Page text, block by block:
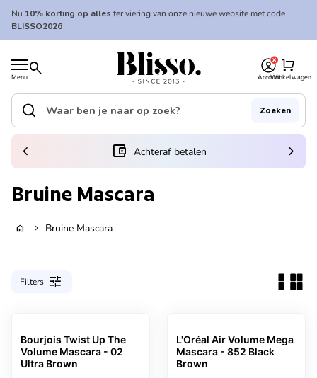
Overslaan naar inhoud
Nu 10% korting op alles ter viering van onze nieuwe website met code
BLISSO2026
Menu search
Home
AccountWinkelwagen
shopping_cart
Home
Zoek op"
search Zoeken
(link opent in nieuw tabblad/venster)
account_balance_wallet Achteraf betalen
chevron_left chevron_right
Bruine Mascara
home chevron_right Bruine Mascara
Filters tune
Bourjois Twist Up The
Volume Mascara - 02
Ultra Brown
L'Oréal Air Volume Mega
Mascara - 852 Black
Brown